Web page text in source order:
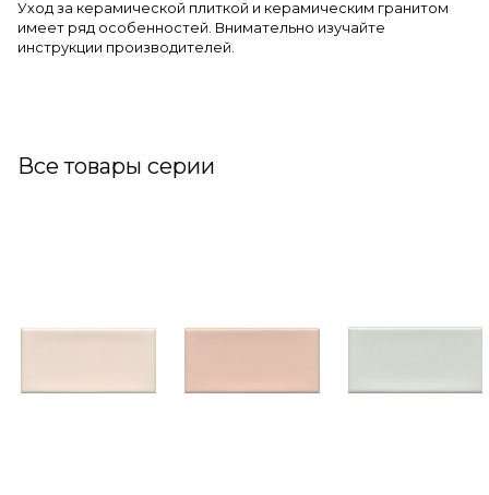
Уход за керамической плиткой и керамическим гранитом
имеет ряд особенностей. Внимательно изучайте
инструкции производителей.
Все товары серии